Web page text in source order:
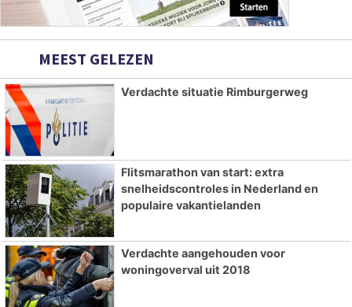
MEEST GELEZEN
Verdachte situatie Rimburgerweg
Flitsmarathon van start: extra
snelheidscontroles in Nederland en
populaire vakantielanden
Verdachte aangehouden voor
woningoverval uit 2018